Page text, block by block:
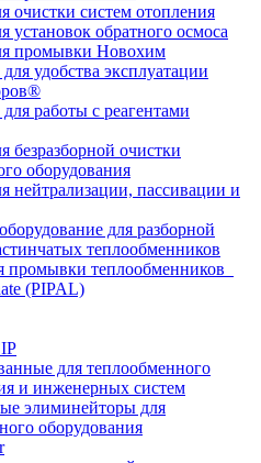
очистки систем отопления
установок обратного осмоса
промывки Новохим
удобства эксплуатации
работы с реагентами
безразборной очистки
оборудования
нейтрализации, пассивации и
для разборной
теплообменников
промывки теплообменников
(PIPAL)
для теплообменного
и инженерных систем
элиминейторы для
оборудования